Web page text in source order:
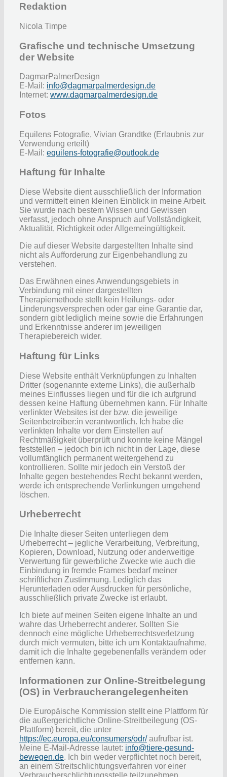
Redaktion
Nicola Timpe
Grafische und technische Umsetzung
der Website
DagmarPalmerDesign
E-Mail: info@dagmarpalmerdesign.de
Internet: www.dagmarpalmerdesign.de
Fotos
Equilens Fotografie, Vivian Grandtke (Erlaubnis zur
Verwendung erteilt)
E-Mail: equilens-fotografie@outlook.de
Haftung für Inhalte
Diese Website dient ausschließlich der Information
und vermittelt einen kleinen Einblick in meine Arbeit.
Sie wurde nach bestem Wissen und Gewissen
verfasst, jedoch ohne Anspruch auf Vollständigkeit,
Aktualität, Richtigkeit oder Allgemeingültigkeit.
Die auf dieser Website dargestellten Inhalte sind
nicht als Aufforderung zur Eigenbehandlung zu
verstehen.
Das Erwähnen eines Anwendungsgebiets in
Verbindung mit einer dargestellten
Therapiemethode stellt kein Heilungs- oder
Linderungsversprechen oder gar eine Garantie dar,
sondern gibt lediglich meine sowie die Erfahrungen
und Erkenntnisse anderer im jeweiligen
Therapiebereich wider.
Haftung für Links
Diese Website enthält Verknüpfungen zu Inhalten
Dritter (sogenannte externe Links), die außerhalb
meines Einflusses liegen und für die ich aufgrund
dessen keine Haftung übernehmen kann. Für Inhalte
verlinkter Websites ist der bzw. die jeweilige
Seitenbetreiber:in verantwortlich. Ich habe die
verlinkten Inhalte vor dem Einstellen auf
Rechtmäßigkeit überprüft und konnte keine Mängel
feststellen – jedoch bin ich nicht in der Lage, diese
vollumfänglich permanent weitergehend zu
kontrollieren. Sollte mir jedoch ein Verstoß der
Inhalte gegen bestehendes Recht bekannt werden,
werde ich entsprechende Verlinkungen umgehend
löschen.
Urheberrecht
Die Inhalte dieser Seiten unterliegen dem
Urheberrecht – jegliche Verarbeitung, Verbreitung,
Kopieren, Download, Nutzung oder anderweitige
Verwertung für gewerbliche Zwecke wie auch die
Einbindung in fremde Frames bedarf meiner
schriftlichen Zustimmung. Lediglich das
Herunterladen oder Ausdrucken für persönliche,
ausschließlich private Zwecke ist erlaubt.
Ich biete auf meinen Seiten eigene Inhalte an und
wahre das Urheberrecht anderer. Sollten Sie
dennoch eine mögliche Urheberrechtsverletzung
durch mich vermuten, bitte ich um Kontaktaufnahme,
damit ich die Inhalte gegebenenfalls verändern oder
entfernen kann.
Informationen zur Online-Streitbelegung
(OS) in Verbraucherangelegenheiten
Die Europäische Kommission stellt eine Plattform für
die außergerichtliche Online-Streitbeilegung (OS-
Plattform) bereit, die unter
https://ec.europa.eu/consumers/odr/ aufrufbar ist.
Meine E-Mail-Adresse lautet: info@tiere-gesund-
bewegen.de. Ich bin weder verpflichtet noch bereit,
an einem Streitschlichtungsverfahren vor einer